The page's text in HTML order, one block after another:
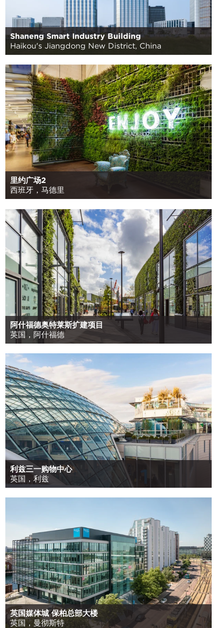
Shaneng Smart Industry Building
Haikou's Jiangdong New District, China
里约广场2
西班牙，马德里
阿什福德奥特莱斯扩建项目
英国，阿什福德
利兹三一购物中心
英国，利兹
英国媒体城 保柏总部大楼
英国，曼彻斯特